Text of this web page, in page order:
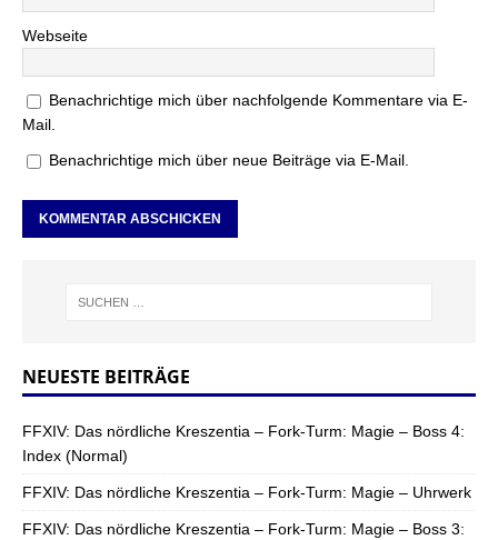
Webseite
Benachrichtige mich über nachfolgende Kommentare via E-
Mail.
Benachrichtige mich über neue Beiträge via E-Mail.
NEUESTE BEITRÄGE
FFXIV: Das nördliche Kreszentia – Fork-Turm: Magie – Boss 4:
Index (Normal)
FFXIV: Das nördliche Kreszentia – Fork-Turm: Magie – Uhrwerk
FFXIV: Das nördliche Kreszentia – Fork-Turm: Magie – Boss 3: